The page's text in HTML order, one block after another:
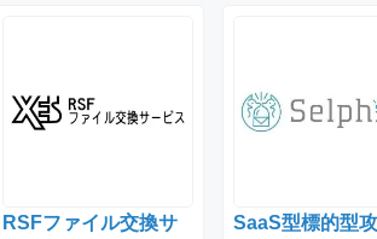
RSFファイル交換サ
SaaS型標的型